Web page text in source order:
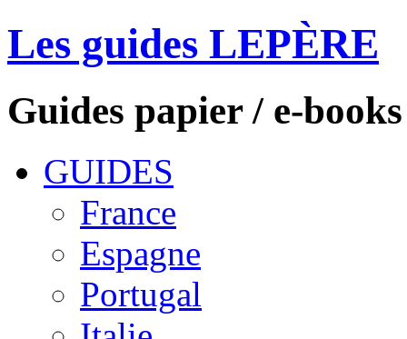
Les guides LEPÈRE
Guides papier / e-
GUIDES
France
Espagne
Portugal